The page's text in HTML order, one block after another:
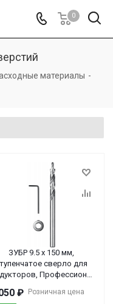
0
материалы -
ЗУБР 9.5 х 150 мм,
сверло для
Профессионал
Розничная цена
₽